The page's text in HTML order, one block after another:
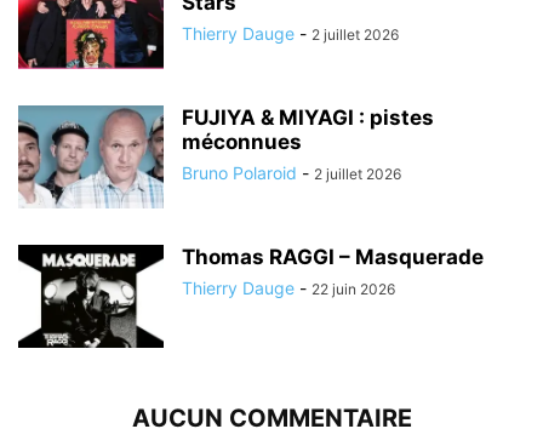
Thierry Dauge - 2 juillet 2026
FUJIYA & MIYAGI : pistes
méconnues
Bruno Polaroid - 2 juillet 2026
Thomas RAGGI – Masquerade
Thierry Dauge - 22 juin 2026
AUCUN COMMENTAIRE